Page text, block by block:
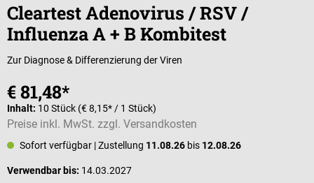
Cleartest Adenovirus / RSV /
Influenza A + B Kombitest
Zur Diagnose & Differenzierung der Viren
€ 81,48*
Inhalt: 10 Stück (€ 8,15* / 1 Stück)
Preise inkl. MwSt. zzgl. Versandkosten
Sofort verfügbar | Zustellung 11.08.26 bis 12.08.26
Verwendbar bis: 14.03.2027